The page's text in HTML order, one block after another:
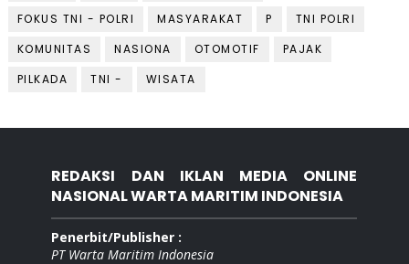
FOKUS TNI - POLRI
MASYARAKAT P
TNI POLRI
KOMUNITAS
NASIONA OTOMOTIF
PAJAK
PILKADA
TNI - WISATA
REDAKSI DAN IKLAN MEDIA ONLINE
NASIONAL WARTA MARITIM INDONESIA
Penerbit/Publisher :
PT Warta Maritim Indonesia